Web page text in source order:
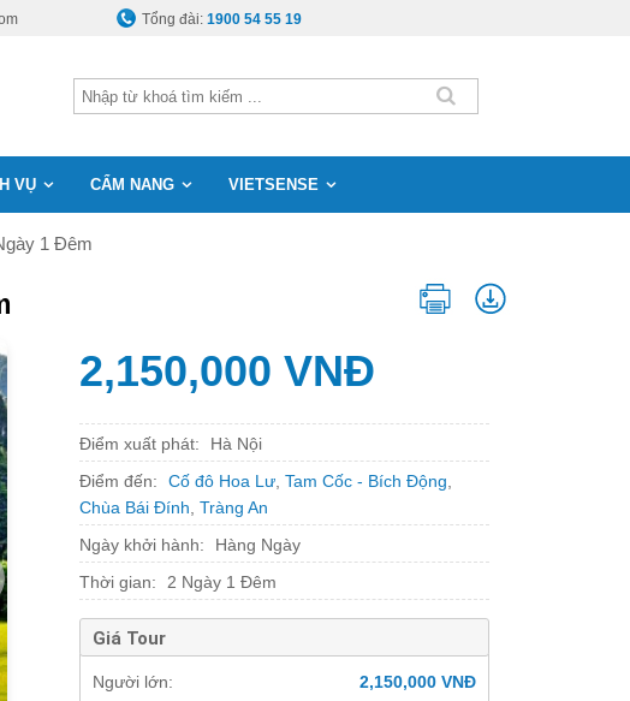
Tổng đài:1900 54 55 19
VỤ CẨM NANG VIETSENSE
1 Đêm
2,150,000 VNĐ
Điểm xuất phát:
Hà Nội
Điểm đến:
Cố đô Hoa Lư, Tam Cốc - Bích Động
Chùa Bái Đính Tràng An
Ngày khởi hành:
Hàng Ngày
Thời gian:
2 Ngày 1 Đêm
Giá Tour
Người lớn:
2,150,000 VNĐ